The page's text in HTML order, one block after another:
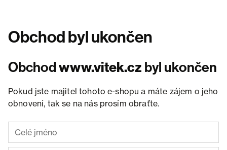
Obchod byl ukončen
Obchodwww.vitek.cz byl ukončen
Pokud jste majitel tohoto e-shopu a máte zájem o jeho
obnovení, tak se na nás prosím obraťte.